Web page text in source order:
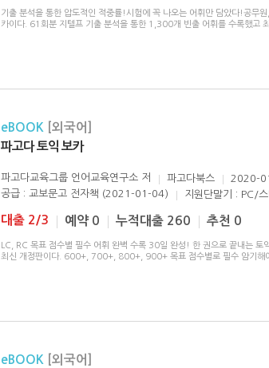
기출 분석을 통한 압도적인 적중률!시험에 꼭 나오는 어휘만 담았다!공무
카이다. 61회분 지텔프 기출 분석을 통한 1,300개 빈출 어휘를 수록했고
eBOOK
[외국어]
파고다 토익 보카
파고다교육그룹 언어교육연구소 저 파고다북스
2020-
공급 : 교보문고 전자책 (2021-01-04)
지원단말기 : PC/스
대출 2/3 예약 0 누적대출 260 추천 0
LC, RC 목표 점수별 필수 어휘 완벽 수록 30일 완성! 한 권으로 끝내는 토
최신 개정판이다. 600+, 700+, 800+, 900+ 목표 점수별로 필수 암기해
eBOOK
[외국어]